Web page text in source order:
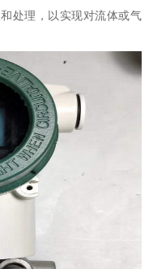
处理，以实现对流体或气